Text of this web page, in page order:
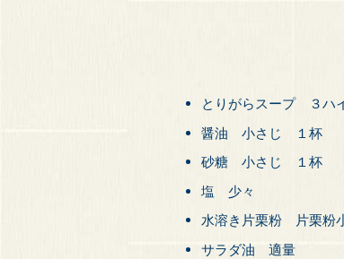
とりがらスープ ３ハ
醤油 小さじ １杯
砂糖 小さじ １杯
塩 少々
水溶き片栗粉 片栗粉
サラダ油 適量